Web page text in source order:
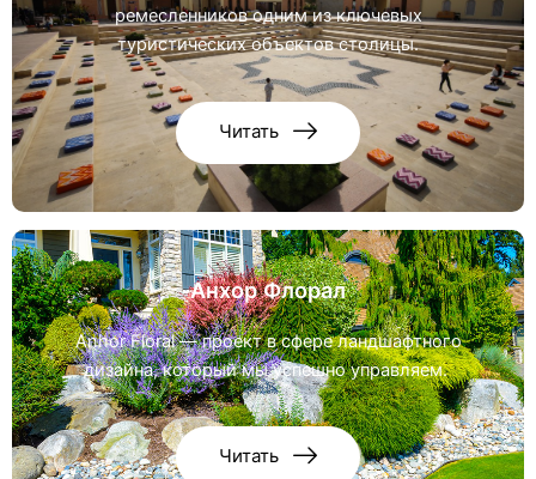
ремесленников одним из ключевых
туристических объектов столицы.
Читать
Анхор Флорал
Anhor Floral — проект в сфере ландшафтного
дизайна, который мы успешно управляем.
Читать